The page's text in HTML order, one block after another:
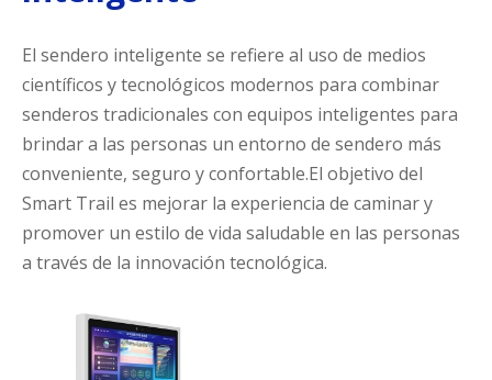
El sendero inteligente se refiere al uso de medios
científicos y tecnológicos modernos para combinar
senderos tradicionales con equipos inteligentes para
brindar a las personas un entorno de sendero más
conveniente, seguro y confortable.El objetivo del
Smart Trail es mejorar la experiencia de caminar y
promover un estilo de vida saludable en las personas
a través de la innovación tecnológica.